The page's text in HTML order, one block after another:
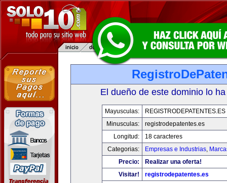
El dueño de este dominio lo
Mayusculas:
REGISTRODEPATENTES.ES
Minusculas:
registrodepatentes.es
Longitud:
18 caracteres
Categorias:
Empresas e Industrias,
Precio:
Realizar una oferta!
Visitar!
registrodepatentes.es